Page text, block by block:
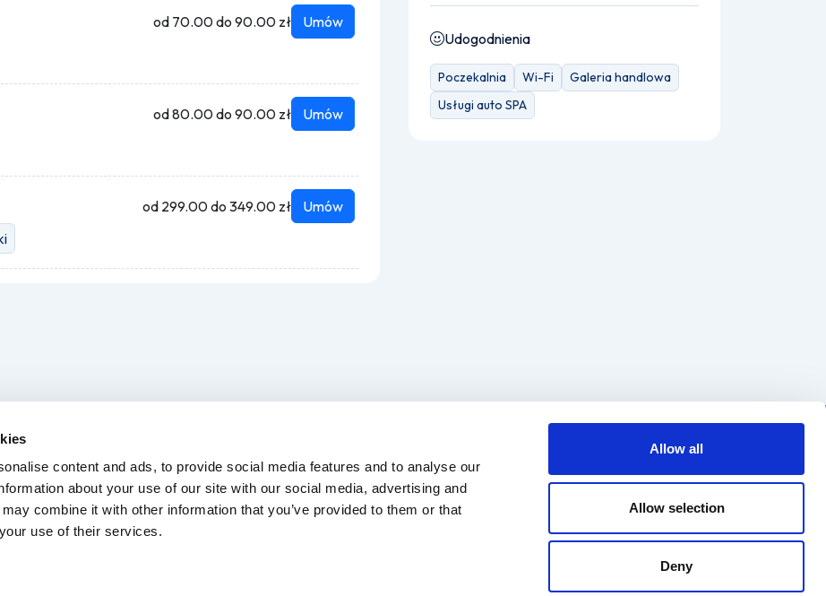
content and ads, to provide social media features and to analyse our
about your use of our site with our social media, advertising and
combine it with other information that you’ve provided to them or that
use of their services.
Allow all
Allow selection
Deny
od 70.00 do 90.00 zł
Umów
od 80.00 do 90.00 zł
Umów
od 299.00 do 349.00 zł
Umów
Udogodnienia
Poczekalnia Wi-Fi
Galeria handlowa
Usługi auto SPA
Kontakt
FAQ Katalog myjni
02-677 Warszawa
kontakt@multiwash.pl